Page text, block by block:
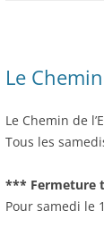
Le
Le Chemin de
Tous les
*** Fermeture
Pour samedi le